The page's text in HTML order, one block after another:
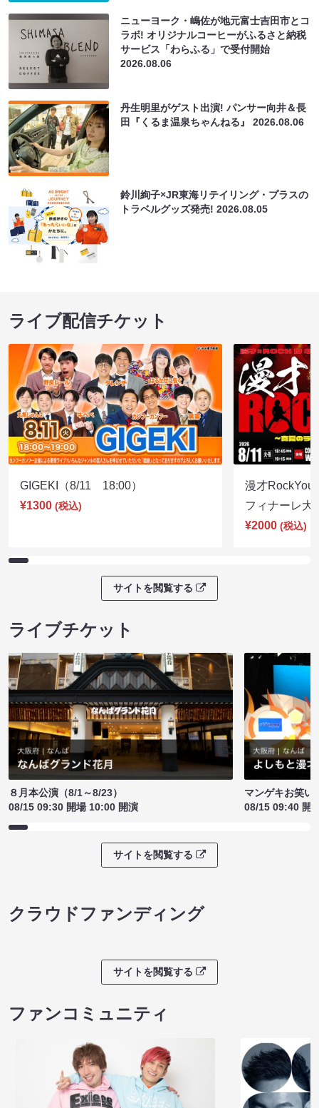
ニューヨーク・嶋佐が地元富士吉田市とコ
ラボ! オリジナルコーヒーがふるさと納税
サービス「わらふる」で受付開始
2026.08.06
丹生明里がゲスト出演! パンサー向井＆長
田『くるま温泉ちゃんねる』2026.08.06
鈴川絢子×JR東海リテイリング・プラスの
トラベルグッズ発売!2026.08.05
ライブ配信チケット
GIGEKI（8/11 18:00）
¥1300 (税込)
漫才RockYou
フィナーレ
¥2000 (税込)
サイトを閲覧する
ライブチケット
８月本公演（8/1～8/23）
08/15 09:30 開場 10:00 開演
マンゲキお笑い
08/15 09:40 開
サイトを閲覧する
クラウドファンディング
サイトを閲覧する
ファンコミュニティ